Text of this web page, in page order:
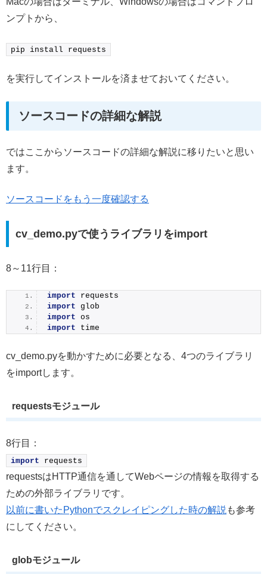
ンプトから、
pip install requests
を実行してインストールを済ませておいてください。
ソースコードの詳細な解説
ではここからソースコードの詳細な解説に移りたいと思い
ます。
ソースコードをもう一度確認する
cv_demo.pyで使うライブラリをimport
8～11行目：
import requests
import glob
import os
import time
cv_demo.pyを動かすために必要となる、4つのライブラリ
をimportします。
requestsモジュール
8行目：
import requests
requestsはHTTP通信を通してWebページの情報を取得する
ための外部ライブラリです。
以前に書いたPythonでスクレイピングした時の解説 も参考
にしてください。
globモジュール